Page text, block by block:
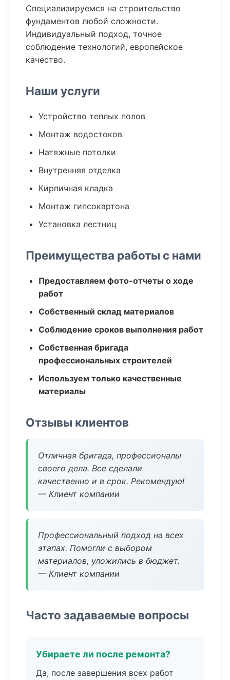
Специализируемся на строительство
фундаментов любой сложности.
Индивидуальный подход, точное
соблюдение технологий, европейское
качество.
Наши услуги
Устройство теплых полов
Монтаж водостоков
Натяжные потолки
Внутренняя отделка
Кирпичная кладка
Монтаж гипсокартона
Установка лестниц
Преимущества работы с нами
Предоставляем фото-отчеты о ходе
работ
Собственный склад материалов
Соблюдение сроков выполнения работ
Собственная бригада
профессиональных строителей
Используем только качественные
материалы
Отзывы клиентов
Отличная бригада, профессионалы
своего дела. Все сделали
качественно и в срок. Рекомендую!
— Клиент компании
Профессиональный подход на всех
этапах. Помогли с выбором
материалов, уложились в бюджет.
— Клиент компании
Часто задаваемые вопросы
Убираете ли после ремонта?
Да, после завершения всех работ